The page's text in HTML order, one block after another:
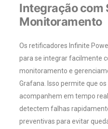
Integração com
Monitoramento
Os retificadores Infinite
para se integrar facilmente
monitoramento e
Grafana. Isso permite que
acompanhem em tempo
detectem falhas
preventivas para evitar